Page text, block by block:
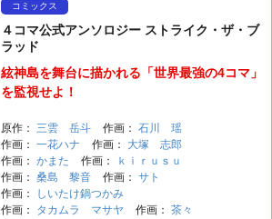
コミックス
４コマ公式アンソロジー ストライク・ザ・ブ
ラッド
絃神島を舞台に描かれる「世界最強の4コマ」
を監視せよ！
原作： 三雲 岳斗 作画： 石川 瑶
作画： 一花ハナ 作画： 大塚 志郎
作画： かまた 作画：
ｋｉｒｕｓｕ
作画： 桑島 黎音 作画： サト
作画：
しいたけ鍋つかみ
作画： タカムラ マサヤ 作画： 茶々